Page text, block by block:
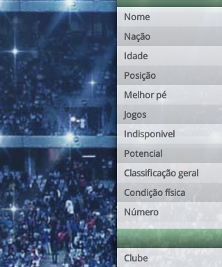
Nome
Nação
Idade
Posição
Melhor pé
Jogos
Indisponivel
Potencial
Classificação geral
Condição física
Número
Clube